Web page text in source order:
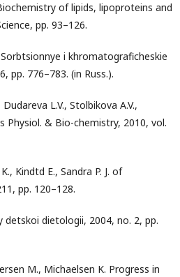
of lipids, lipoproteins and
pp. 93–126.
Sorbtsionnye i khromatograficheskie
pp. 776–783. (in Russ.).
L.V., Stolbikova A.V.,
Physiol. & Bio-chemistry, 2010, vol.
Kindtd E., Sandra P. J. of
pp. 120–128.
detskoi dietologii, 2004, no. 2, pp.
M., Michaelsen K. Progress in